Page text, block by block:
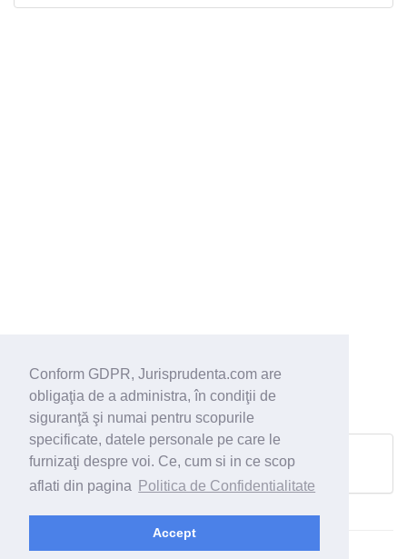
Conform GDPR, Jurisprudenta.com are
obligaţia de a administra, în condiţii de
siguranţă şi numai pentru scopurile
specificate, datele personale pe care le
furnizaţi despre voi. Ce, cum si in ce scop
aflati din pagina
Politica de Confidentialitate
Accept
Pagina urmatoare